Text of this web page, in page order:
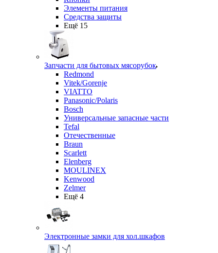
Элементы питания
Средства защиты
Ещё 15
Запчасти для бытовых мясорубок
Redmond
Vitek/Gorenje
VIATTO
Panasonic/Polaris
Bosch
Универсальные запасные части
Tefal
Отечественные
Braun
Scarlett
Elenberg
MOULINEX
Kenwood
Zelmer
Ещё 4
Электронные замки для хол.шкафов